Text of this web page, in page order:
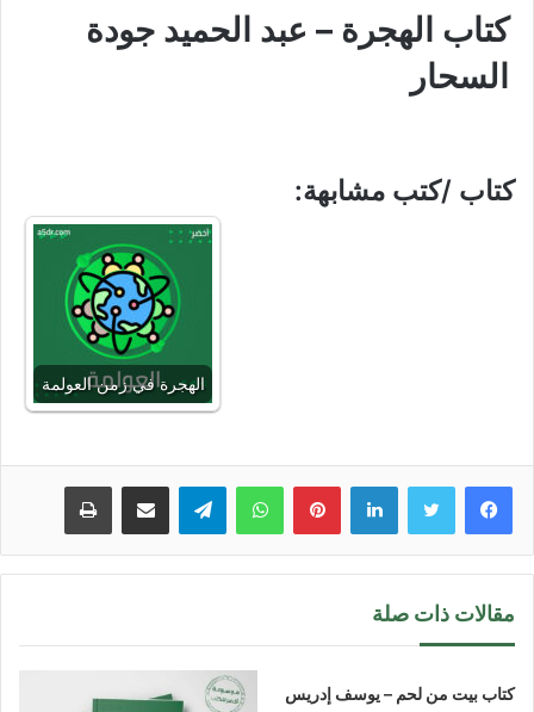
كتاب الهجرة – عبد الحميد جودة
السحار
كتاب /كتب مشابهة:
الهجرة في زمن العولمة
لينكدإن بينتيريستواتساب تيلقرام مشاركة عبر البريد طباعة
مقالات ذات صلة
كتاب بيت من لحم – يوسف إدريس